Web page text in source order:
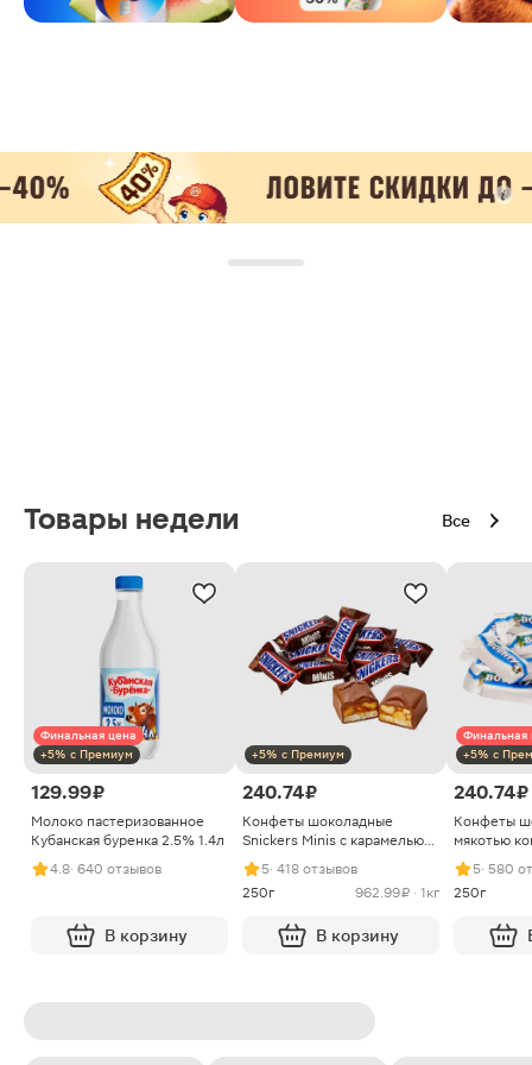
Товары недели Все
Финальная цена
+5% с Премиум
129.99 ₽
Молоко пастеризованное
Кубанская буренка 2.5% 1.4л
4.8· 640 отзывов
В корзину
+5% с Премиум
240.74 ₽
Конфеты шоколадные
Snickers Minis с карамелью
арахисом и нугой
5· 418 отзывов
250г
962.99 ₽ · 1кг
В корзину
Финальная
+5% с
240.74 ₽
Конфеты
мякотью
5· 580
250г